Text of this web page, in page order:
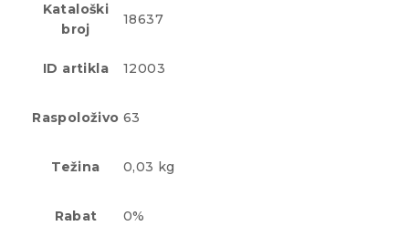
Kataloški
broj
18637
ID artikla 12003
Raspoloživo 63
Težina 0,03 kg
Rabat 0%